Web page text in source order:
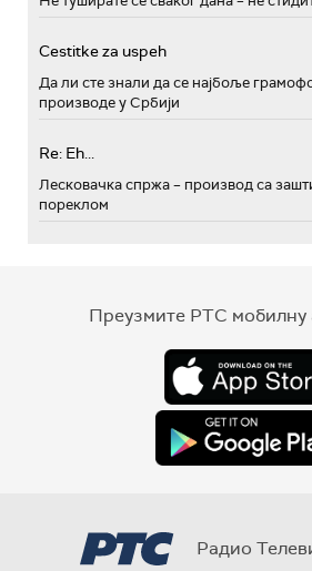
Cestitke za uspeh
Да ли сте знали да се најбоље
производе у Србији
Re: Eh...
Лесковачка спржа – производ са
пореклом
Преузмите РТС мобилну
Радио